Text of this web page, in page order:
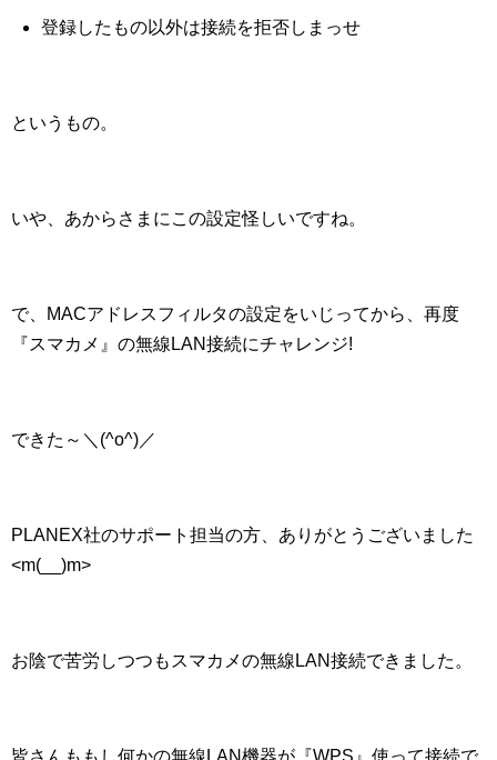
登録したもの以外は接続を拒否しまっせ
というもの。
いや、あからさまにこの設定怪しいですね。
で、MACアドレスフィルタの設定をいじってから、再度
『スマカメ』の無線LAN接続にチャレンジ!
できた～＼(^o^)／
PLANEX社のサポート担当の方、ありがとうございました
<m(__)m>
お陰で苦労しつつもスマカメの無線LAN接続できました。
皆さんももし何かの無線LAN機器が『WPS』使って接続で